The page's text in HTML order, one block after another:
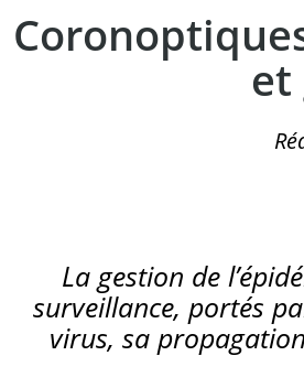
et
La gestion de
surveillance, portés
virus, sa